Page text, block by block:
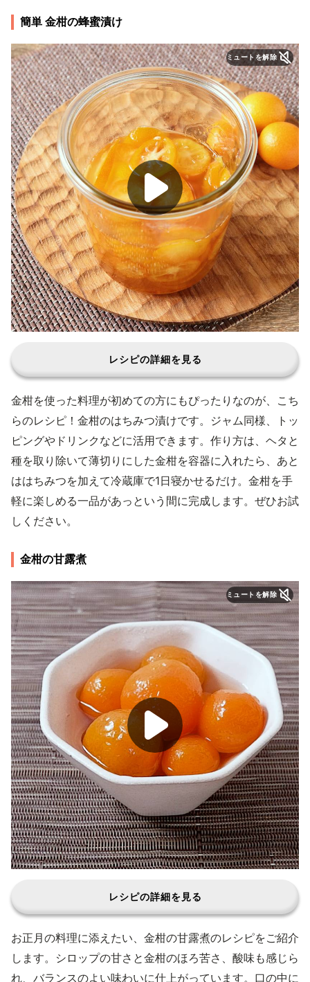
簡単 金柑の蜂蜜漬け
ミュートを解除
レシピの詳細を見る
金柑を使った料理が初めての方にもぴったりなのが、こち
らのレシピ！金柑のはちみつ漬けです。ジャム同様、トッ
ピングやドリンクなどに活用できます。作り方は、ヘタと
種を取り除いて薄切りにした金柑を容器に入れたら、あと
ははちみつを加えて冷蔵庫で1日寝かせるだけ。金柑を手
軽に楽しめる一品があっという間に完成します。ぜひお試
しください。
金柑の甘露煮
ミュートを解除
レシピの詳細を見る
お正月の料理に添えたい、金柑の甘露煮のレシピをご紹介
します。シロップの甘さと金柑のほろ苦さ、酸味も感じら
れ、バランスのよい味わいに仕上がっています。口の中に